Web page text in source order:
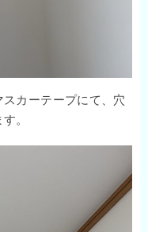
カーテープにて、穴
。